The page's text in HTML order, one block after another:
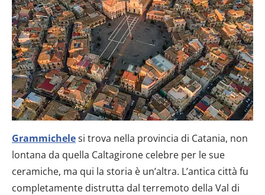
Grammichelesi trova nella provincia di Catania, non
lontana da quella Caltagirone celebre per le sue
ceramiche, ma qui la storia è un’altra. L’antica città fu
completamente distrutta dal terremoto della Val di